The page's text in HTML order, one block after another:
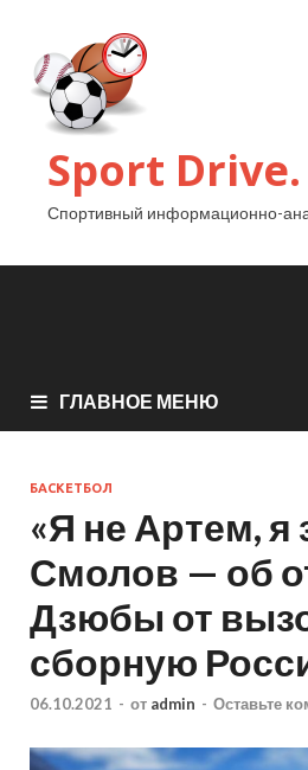
Sport Drive.
Спортивный информационно-
ГЛАВНОЕ МЕНЮ
БАСКЕТБОЛ
«Я не Артем, я
Смолов — об
Дзюбы от
сборную
06.10.2021 - от admin - Оставьте